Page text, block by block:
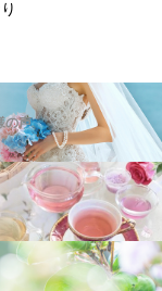
の声